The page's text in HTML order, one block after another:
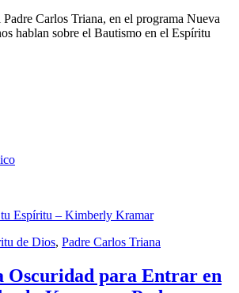
Carlos Triana, en el programa Nueva
hablan sobre el Bautismo en el Espíritu
Espíritu – Kimberly Kramar
de Dios, Padre Carlos Triana
Oscuridad para Entrar en